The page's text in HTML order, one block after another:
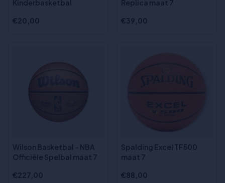
Kinderbasketbal
€20,00
Replica maat 7
€39,00
Wilson Basketbal - NBA
Officiële Spelbal maat 7
€227,00
Spalding Excel TF500
maat 7
€88,00